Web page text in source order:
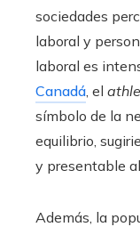
sociedades
laboral y
laboral es
Canadá, el
símbolo de la
equilibrio,
y presentable
Además, la